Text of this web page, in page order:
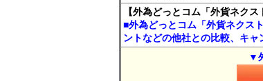
【外為どっとコム「外貨ネクス
■外為どっとコム「外貨ネクス
ントなどの他社との比較、キャ
▼